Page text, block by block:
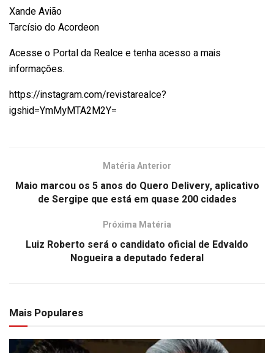
Xande Avião
Tarcísio do Acordeon
Acesse o Portal da Realce e tenha acesso a mais
informações.
https://instagram.com/revistarealce?
igshid=YmMyMTA2M2Y=
Matéria Anterior
Maio marcou os 5 anos do Quero Delivery, aplicativo
de Sergipe que está em quase 200 cidades
Próxima Matéria
Luiz Roberto será o candidato oficial de Edvaldo
Nogueira a deputado federal
Mais Populares